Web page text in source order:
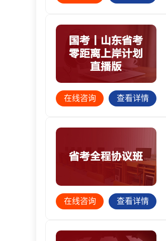
在线咨询 查看详情
在线咨询 查看详情